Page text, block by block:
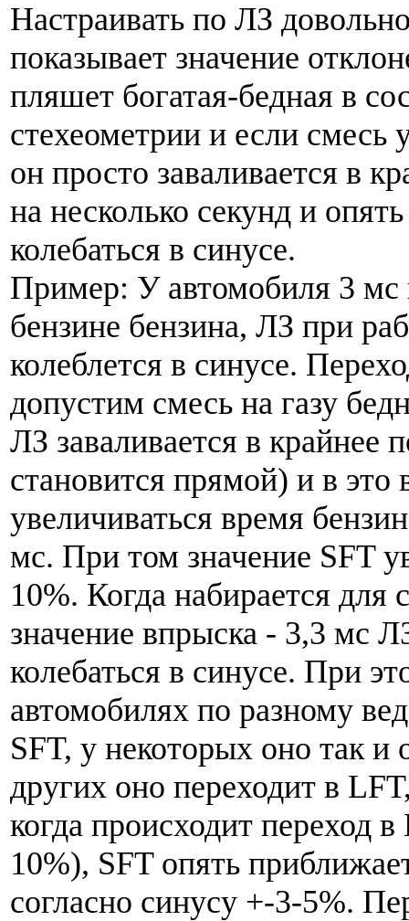
Настраивать по ЛЗ
показывает значение
пляшет богатая-бедная в
стехеометрии и если смесь
он просто заваливается в
на несколько секунд и
колебаться в синусе.
Пример: У автомобиля 3
бензине бензина, ЛЗ при
колеблется в синусе.
допустим смесь на газу
ЛЗ заваливается в крайнее
становится прямой) и в это
увеличиваться время
мс. При том значение SFT
10%. Когда набирается для
значение впрыска - 3,3 мс
колебаться в синусе. При
автомобилях по разному
SFT, у некоторых оно так и
других оно переходит в
когда происходит переход
10%), SFT опять
согласно синусу +-3-5%.